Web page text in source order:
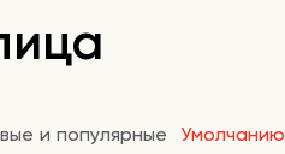
и популярные Умолчанию